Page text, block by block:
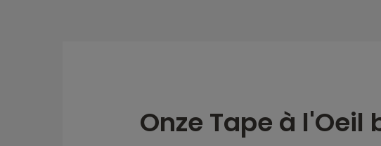
Onze Tape à